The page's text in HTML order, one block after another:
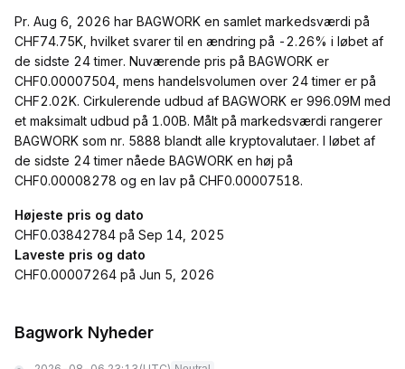
Pr. Aug 6, 2026 har BAGWORK en samlet markedsværdi på
CHF74.75K, hvilket svarer til en ændring på -2.26% i løbet af
de sidste 24 timer. Nuværende pris på BAGWORK er
CHF0.00007504, mens handelsvolumen over 24 timer er på
CHF2.02K. Cirkulerende udbud af BAGWORK er 996.09M med
et maksimalt udbud på 1.00B. Målt på markedsværdi rangerer
BAGWORK som nr. 5888 blandt alle kryptovalutaer. I løbet af
de sidste 24 timer nåede BAGWORK en høj på
CHF0.00008278 og en lav på CHF0.00007518.
Højeste pris og dato
CHF0.03842784 på Sep 14, 2025
Laveste pris og dato
CHF0.00007264 på Jun 5, 2026
Bagwork Nyheder